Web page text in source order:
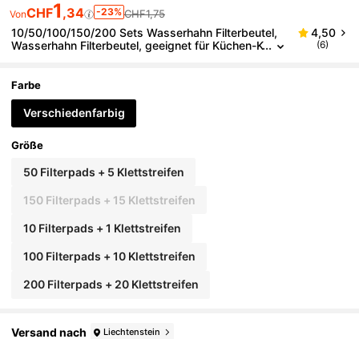
VonCHF1 ,34 -23% CHF1,75
10/50/100/150/200 Sets Wasserhahn Filterbeutel,
Wasserhahn Filterbeutel, geeignet für Küchen-K
4,50
(6)
Farbe
Verschiedenfarbig
Größe
50 Filterpads + 5 Klettstreifen
150 Filterpads + 15 Klettstreifen
10 Filterpads + 1 Klettstreifen
100 Filterpads + 10 Klettstreifen
200 Filterpads + 20 Klettstreifen
Versand nach Liechtenstein